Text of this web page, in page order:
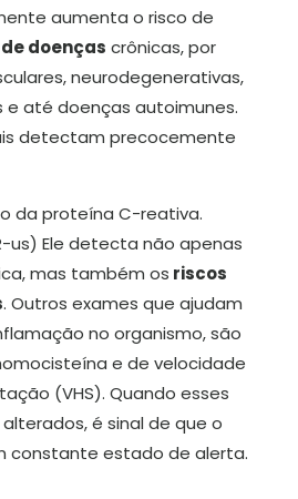
aumenta o risco de
doenças crônicas, por
neurodegenerativas,
e até doenças autoimunes.
detectam precocemente
da proteína C-reativa.
us) Ele detecta não apenas
mas também os riscos
. Outros exames que ajudam
no organismo, são
e de velocidade
(VHS). Quando esses
é sinal de que o
constante estado de alerta.